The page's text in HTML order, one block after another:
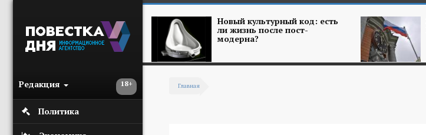
18+
Редакция
Политика
Новый культурный код: есть
ли жизнь после пост-
модерна?
Главная